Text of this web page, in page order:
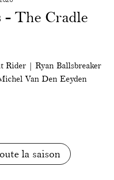
- The Cradle
Rider | Ryan Ballsbreaker
Van Den Eeyden
la saison